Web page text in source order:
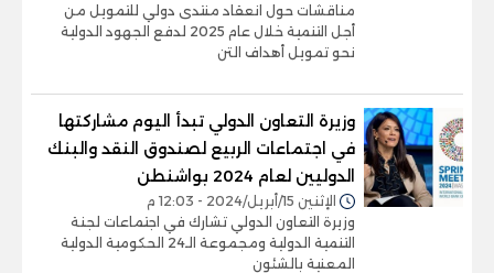
مناقشات حول انعقاد منتدى دولي للتمويل من
أجل التنمية خلال عام 2025 لدفع الجهود الدولية
نحو تمويل أهداف التن
وزيرة التعاون الدولي تبدأ اليوم مشاركتها
في اجتماعات الربيع لصندوق النقد والبنك
الدوليين لعام 2024 بواشنطن
الإثنين 15/أبريل/2024 - 12:03 م
وزيرة التعاون الدولي تشارك في اجتماعات لجنة
التنمية الدولية ومجموعة الـ24 الحكومية الدولية
المعنية بالشئون